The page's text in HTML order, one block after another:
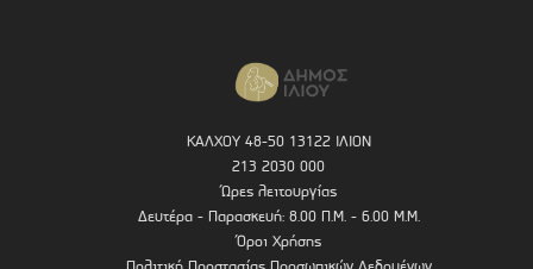
ΚΑΛΧΟΥ 48-50 13122 ΙΛΙΟΝ
213 2030 000
Ώρες λειτουργίας
Δευτέρα - Παρασκευή: 8.00 Π.Μ. - 6.00 Μ.Μ.
Όροι Χρήσης